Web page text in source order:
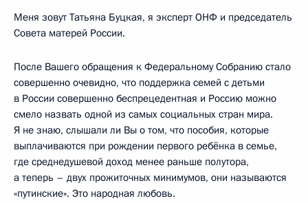
Меня зовут Татьяна Буцкая, я эксперт ОНФ и председатель
Совета матерей России.
После Вашего обращения к Федеральному Собранию стало
совершенно очевидно, что поддержка семей с детьми
в России совершенно беспрецедентная и Россию можно
смело назвать одной из самых социальных стран мира.
Я не знаю, слышали ли Вы о том, что пособия, которые
выплачиваются при рождении первого ребёнка в семье,
где среднедушевой доход менее раньше полутора,
а теперь – двух прожиточных минимумов, они называются
«путинские». Это народная любовь.